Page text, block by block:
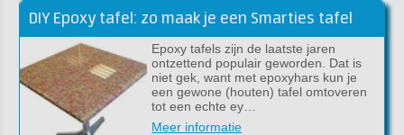
DIY Epoxy tafel: zo maak je een Smarties tafel
Epoxy tafels zijn de laatste jaren
ontzettend populair geworden. Dat is
niet gek, want met epoxyhars kun je
een gewone (houten) tafel omtoveren
tot een echte ey…
Meer informatie